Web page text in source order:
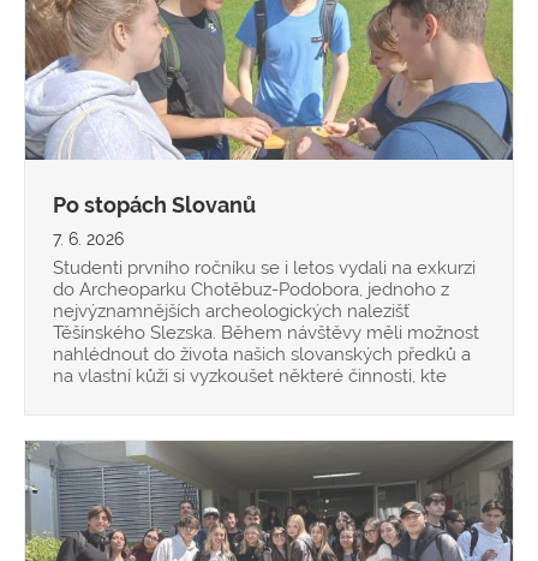
Po stopách Slovanů
7. 6. 2026
Studenti prvního ročníku se i letos vydali na exkurzi
do Archeoparku Chotěbuz-Podobora, jednoho z
nejvýznamnějších archeologických nalezišť
Těšínského Slezska. Během návštěvy měli možnost
nahlédnout do života našich slovanských předků a
na vlastní kůži si vyzkoušet některé činnosti, kte